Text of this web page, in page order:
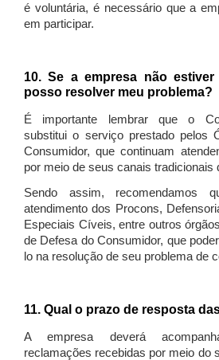
é voluntária, é necessário que a
em participar.
10. Se a empresa não estiver
posso resolver meu problema?
É importante lembrar que o
substitui o serviço prestado pelos
Consumidor, que continuam
por meio de seus canais tradicionais
Sendo assim, recomendamos
atendimento dos Procons,
Especiais Cíveis, entre outros
de Defesa do Consumidor, que
lo na resolução de seu problema de
11. Qual o prazo de resposta
A empresa deverá
reclamações recebidas por meio do